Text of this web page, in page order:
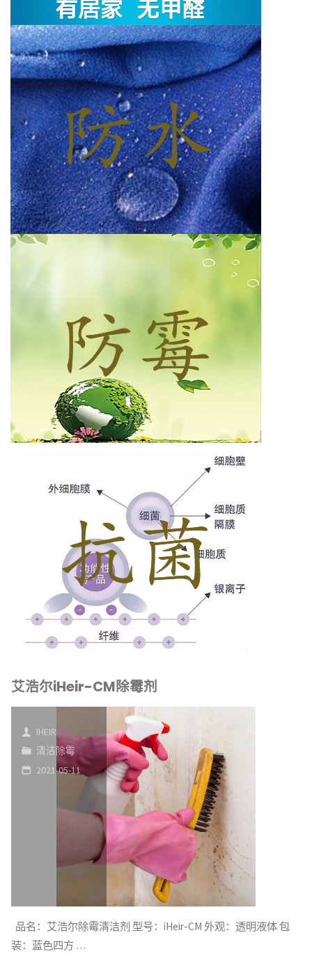
艾浩尔iHeir-CM除霉剂
IHEIR
清洁除霉
2021-05-11
品名：艾浩尔除霉清洁剂 型号：iHeir-CM 外观：透明液体 包
装：蓝色四方 …